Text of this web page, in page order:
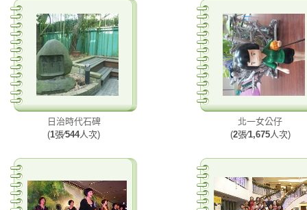
日治時代石碑
(1張∕544人次)
北一女公仔
(2張∕1,675人次)